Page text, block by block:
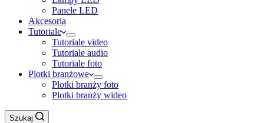
Panele LED
Akcesoria
Tutoriale
Tutoriale video
Tutoriale audio
Tutoriale foto
Plotki branżowe
Plotki branży foto
Plotki branży wideo
Szukaj